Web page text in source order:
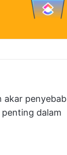
akar penyebab
dalam